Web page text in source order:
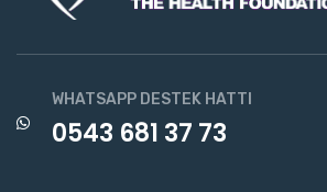
WHATSAPP DESTEK HATTI
0543 681 37 73